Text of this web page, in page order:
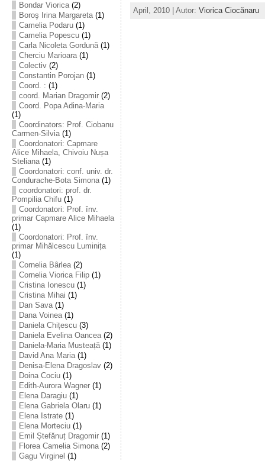
Bondar Viorica(2)
Boroş Irina Margareta(1)
Camelia Podaru(1)
Camelia Popescu(1)
Carla Nicoleta Gordună(1)
Cherciu Marioara(1)
Colectiv(2)
Constantin Porojan(1)
Coord. : (1)
coord. Marian Dragomir(2)
Coord. Popa Adina-Maria
(1)
Coordinators: Prof. Ciobanu
Carmen-Silvia(1)
Coordonatori: Capmare
Alice Mihaela, Chivoiu Nușa
Steliana(1)
Coordonatori: conf. univ. dr.
Condurache-Bota Simona(1)
coordonatori: prof. dr.
Pompilia Chifu(1)
Coordonatori: Prof. înv.
primar Capmare Alice Mihaela
(1)
Coordonatori: Prof. înv.
primar Mihălcescu Luminița
(1)
Cornelia Bârlea(2)
Cornelia Viorica Filip(1)
Cristina Ionescu(1)
Cristina Mihai (1)
Dan Sava(1)
Dana Voinea(1)
Daniela Chițescu(3)
Daniela Evelina Oancea(2)
Daniela-Maria Musteață(1)
David Ana Maria(1)
Denisa-Elena Dragoslav(2)
Doina Cociu(1)
Edith-Aurora Wagner(1)
Elena Daragiu(1)
Elena Gabriela Olaru(1)
Elena Istrate(1)
Elena Morteciu(1)
Emil Ștefănuț Dragomir(1)
Florea Camelia Simona(2)
Gagu Virginel (1)
April, 2010 | Autor: Viorica Ciocănaru